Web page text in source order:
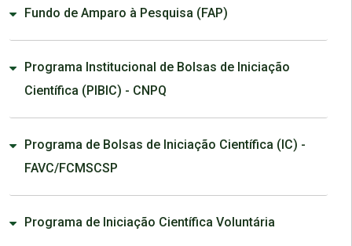
Fundo de Amparo à Pesquisa (FAP)
Programa Institucional de Bolsas de Iniciação
Científica (PIBIC) - CNPQ
Programa de Bolsas de Iniciação Científica (IC) -
FAVC/FCMSCSP
Programa de Iniciação Científica Voluntária